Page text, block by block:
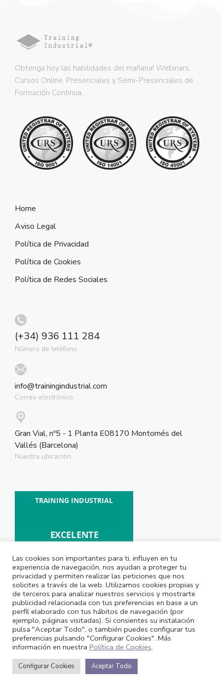
Obtenga hoy las habilidades del mañana! Webinars,
Cursos Online, Presenciales y Semi-Presenciales de
Formación Continua.
Home
Aviso Legal
Política de Privacidad
Política de Cookies
Política de Redes Sociales
(+34) 936 111 284
Número de teléfono
info@trainingindustrial.com
Correo electrónico
Gran Vial, nº5 - 1 Planta E08170 Montornés del
Vallés (Barcelona)
Nuestra ubicación
Página web realizada por
Las cookies son importantes para ti, influyen en tu
experiencia de navegación, nos ayudan a proteger tu
privacidad y permiten realizar las peticiones que nos
solicites a través de la web. Utilizamos cookies propias y
de terceros para analizar nuestros servicios y mostrarte
publicidad relacionada con tus preferencias en base a un
perfil elaborado con tus hábitos de navegación (por
ejemplo, páginas visitadas). Si consientes su instalación
pulsa "Aceptar Todo", o también puedes configurar tus
preferencias pulsando "Configurar Cookies". Más
información en nuestra Política de Cookies.
Configurar Cookies Aceptar Todo